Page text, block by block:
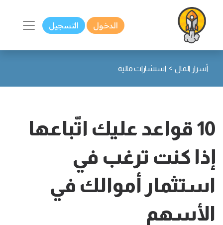
الدخول التسجيل
أسرار المال > استشارات مالية
10 قواعد عليك اتّباعها
إذا كنت ترغب في
استثمار أموالك في
الأسهم